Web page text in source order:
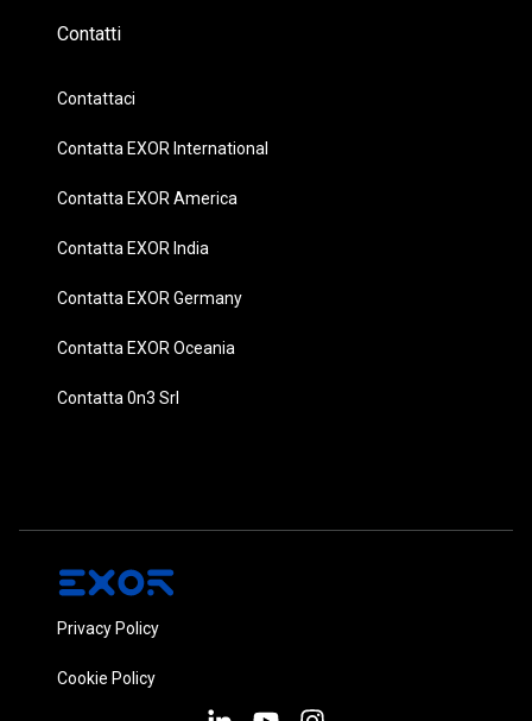
Contatti
Contattaci
Contatta EXOR International
Contatta EXOR America
Contatta EXOR India
Contatta EXOR Germany
Contatta EXOR Oceania
Contatta 0n3 Srl
Privacy Policy
Cookie Policy